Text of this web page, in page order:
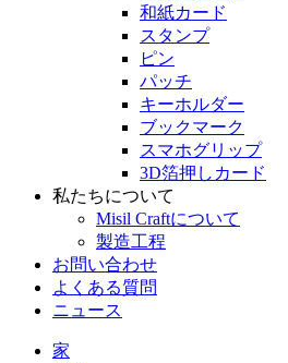
和紙カード
スタンプ
ピン
パッチ
キーホルダー
ブックマーク
スマホグリップ
3D箔押しカード
私たちについて
Misil Craftについて
製造工程
お問い合わせ
よくある質問
ニュース
家